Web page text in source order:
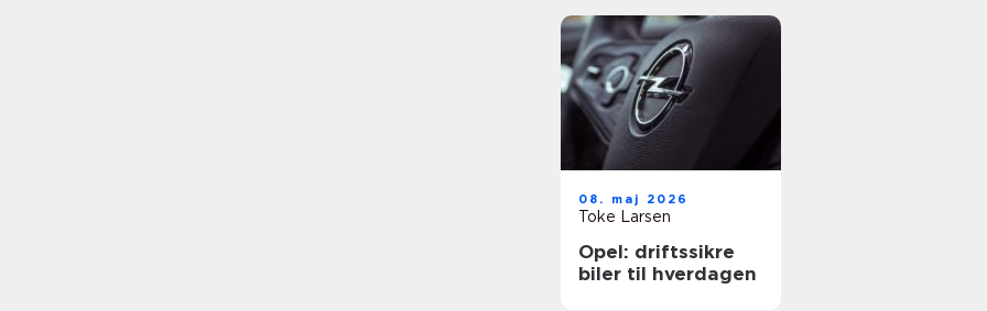
08. maj 2026
Toke Larsen
Opel: driftssikre
biler til hverdagen